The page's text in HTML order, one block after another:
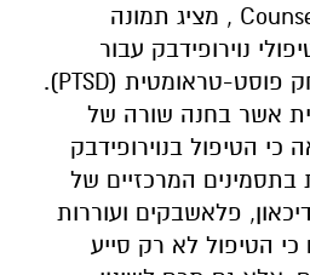
Counseling & Development , מציג תמונה
נוירופידבק עבור
הסובלים מהפרעת דחק פוסט-טראומטית (PTSD).
אשר בחנה שורה של
כי הטיפול בנוירופידבק
בתסמינים המרכזיים של
פלאשבקים ועוררות
כי הטיפול לא רק סייע